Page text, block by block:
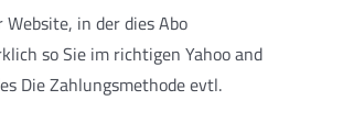
in der dies Abo
so Sie im richtigen Yahoo and
Die Zahlungsmethode evtl.